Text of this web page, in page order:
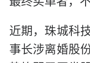
近期，珠城科
事长涉离婚股